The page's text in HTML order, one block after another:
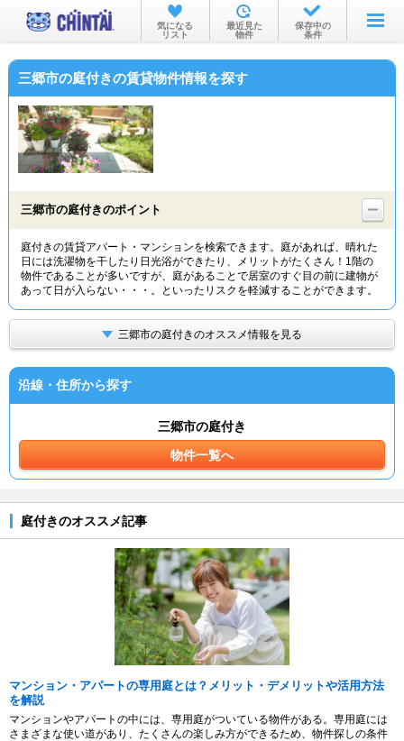
お部屋を探す
沿線・駅から
物件特集から
TOP
気になる
リスト
最近見た
物件
保存中の
条件
三郷市の庭付きの賃貸物件情報を探す
三郷市の庭付きのポイント
庭付きの賃貸アパート・マンションを検索できます。庭があれば、晴れた
日には洗濯物を干したり日光浴ができたり、メリットがたくさん！1階の
物件であることが多いですが、庭があることで居室のすぐ目の前に建物が
あって日が入らない・・・。といったリスクを軽減することができます。
三郷市の庭付きのオススメ情報を見る
沿線・住所から探す
三郷市の庭付き
物件一覧へ
庭付きのオススメ記事
マンション・アパートの専用庭とは？メリット・デメリットや活用方法
を解説
マンションやアパートの中には、専用庭がついている物件がある。専用庭には
さまざまな使い道があり、たくさんの楽しみ方ができるため、物件探しの条件